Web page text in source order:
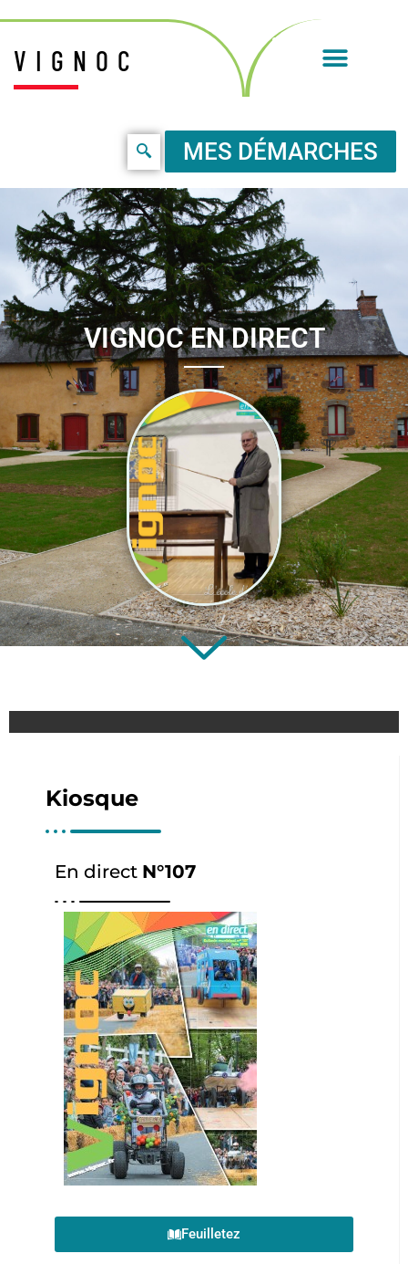
VIGNOC
MES DÉMARCHES
VIGNOC EN DIRECT
Kiosque
En direct N°107
Feuilletez